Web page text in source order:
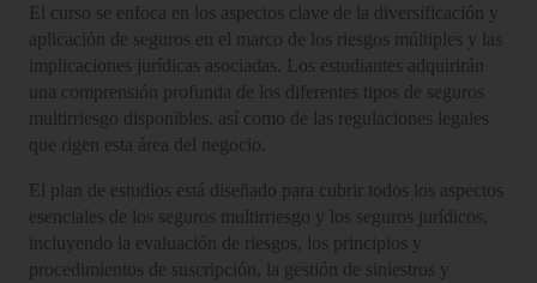
El curso se enfoca en los aspectos clave de la diversificación y
aplicación de seguros en el marco de los riesgos múltiples y las
implicaciones jurídicas asociadas. Los estudiantes adquirirán
una comprensión profunda de los diferentes tipos de seguros
multirriesgo disponibles, así como de las regulaciones legales
que rigen esta área del negocio.
El plan de estudios está diseñado para cubrir todos los aspectos
esenciales de los seguros multirriesgo y los seguros jurídicos,
incluyendo la evaluación de riesgos, los principios y
procedimientos de suscripción, la gestión de siniestros y